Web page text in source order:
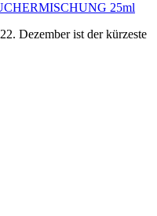
25ml
Dezember ist der kürzeste